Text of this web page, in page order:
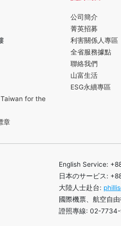
for the
章
公司簡介
菁英招募
利害關係人專區
全省服務據點
聯絡我們
山富生活
ESG永續專區
English Service:
日本のサービス:
大陸人士赴台:
國際機票、航空自
證照專線: 02-